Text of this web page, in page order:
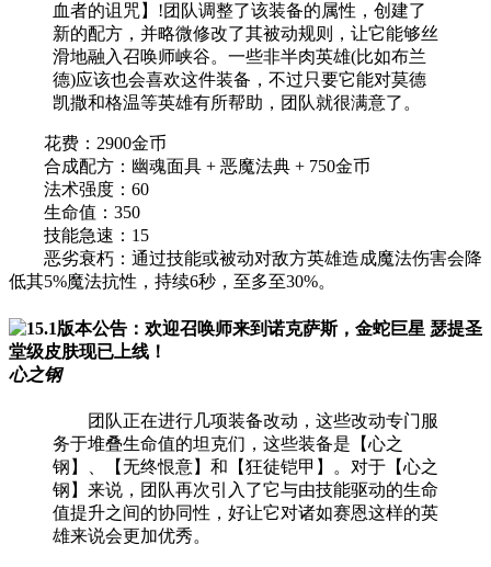
血者的诅咒】!团队调整了该装备的属性，创建了
新的配方，并略微修改了其被动规则，让它能够丝
滑地融入召唤师峡谷。一些非半肉英雄(比如布兰
德)应该也会喜欢这件装备，不过只要它能对莫德
凯撒和格温等英雄有所帮助，团队就很满意了。
花费：2900金币
合成配方：幽魂面具 + 恶魔法典 + 750金币
法术强度：60
生命值：350
技能急速：15
恶劣衰朽：通过技能或被动对敌方英雄造成魔法伤害会降
低其5%魔法抗性，持续6秒，至多至30%。
心之钢
团队正在进行几项装备改动，这些改动专门服
务于堆叠生命值的坦克们，这些装备是【心之
钢】、【无终恨意】和【狂徒铠甲】。对于【心之
钢】来说，团队再次引入了它与由技能驱动的生命
值提升之间的协同性，好让它对诸如赛恩这样的英
雄来说会更加优秀。